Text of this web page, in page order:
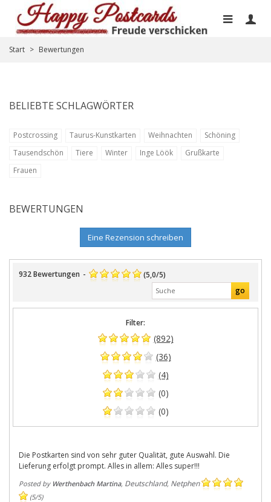
Start > Bewertungen
BELIEBTE SCHLAGWÖRTER
Postcrossing Taurus-Kunstkarten Weihnachten
Schöning
Tausendschön
Tiere Winter Inge Löök
Grußkarte
Frauen
BEWERTUNGEN
932Bewertungen - (5,0/5)
Filter:
(892)
(36)
(4)
(0)
(0)
Die Postkarten sind von sehr guter Qualität, gute Auswahl. Die
Lieferung erfolgt prompt. Alles in allem: Alles super!!!
Posted by Werthenbach Martina, Deutschland, Netphen
(5/5)